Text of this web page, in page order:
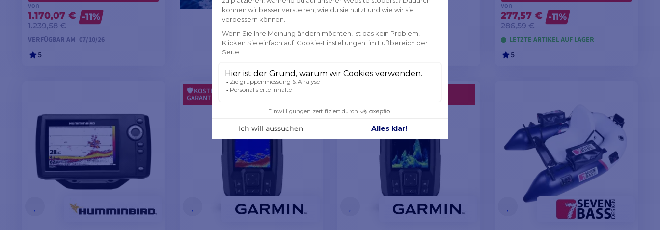
von
1.170,07 €
1.239,58 €
-11%
VERFÜGBAR AM 07/10/26
5
257,73 €
AUF LAGER
IN DEN WARENKORB LEGEN
von
277,57 €
286,59 €
-11%
LETZTE ARTIKEL AUF LAGER
5
KOSTENLOSE
GARANTIEVERLÄNGERUNG